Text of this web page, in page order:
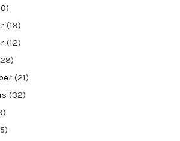
(19)
(12)
(21)
(32)